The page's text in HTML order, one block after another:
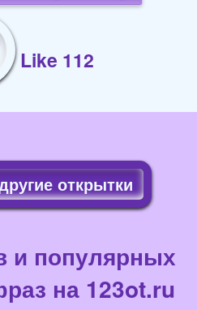
Like 112
открытки
и популярных
на 123ot.ru